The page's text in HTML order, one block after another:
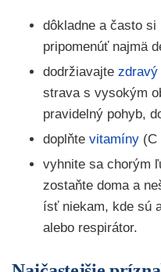
dôkladne a často
pripomenúť najmä
dodržiavajte
strava s vysokým
pravidelný pohyb,
doplňte vitamíny (C
vyhnite sa chorým
zostaňte doma a
ísť niekam, kde sú
alebo respirátor.